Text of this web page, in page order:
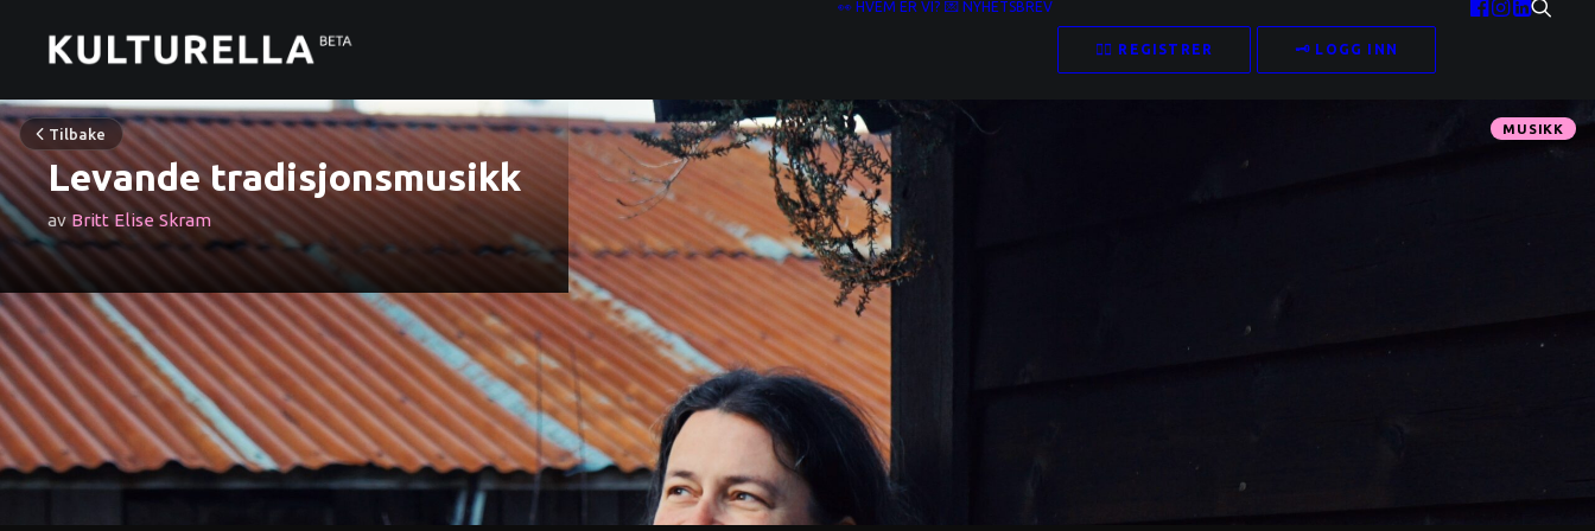
👀 HVEM ER VI? 💌 NYHETSBREV
✍🏻 REGISTRER 🗝️ LOGG INN
Tilbake MUSIKK
Levande tradisjonsmusikk
av Britt Elise Skram